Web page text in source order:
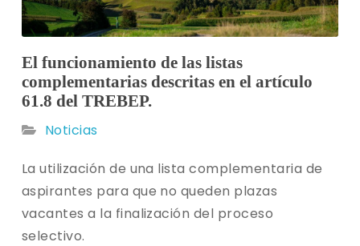
El funcionamiento de las listas
complementarias descritas en el artículo
61.8 del TREBEP.
Noticias
La utilización de una lista complementaria de
aspirantes para que no queden plazas
vacantes a la finalización del proceso
selectivo.